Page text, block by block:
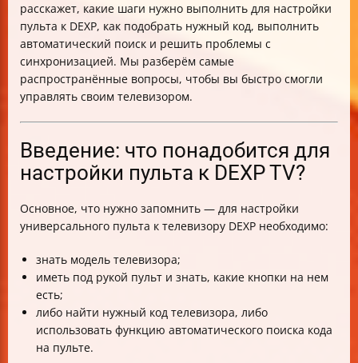
расскажет, какие шаги нужно выполнить для настройки
пульта к DEXP, как подобрать нужный код, выполнить
автоматический поиск и решить проблемы с
синхронизацией. Мы разберём самые
распространённые вопросы, чтобы вы быстро смогли
управлять своим телевизором.
Введение: что понадобится для
настройки пульта к DEXP TV?
Основное, что нужно запомнить — для настройки
универсального пульта к телевизору DEXP необходимо:
знать модель телевизора;
иметь под рукой пульт и знать, какие кнопки на нем
есть;
либо найти нужный код телевизора, либо
использовать функцию автоматического поиска кода
на пульте.